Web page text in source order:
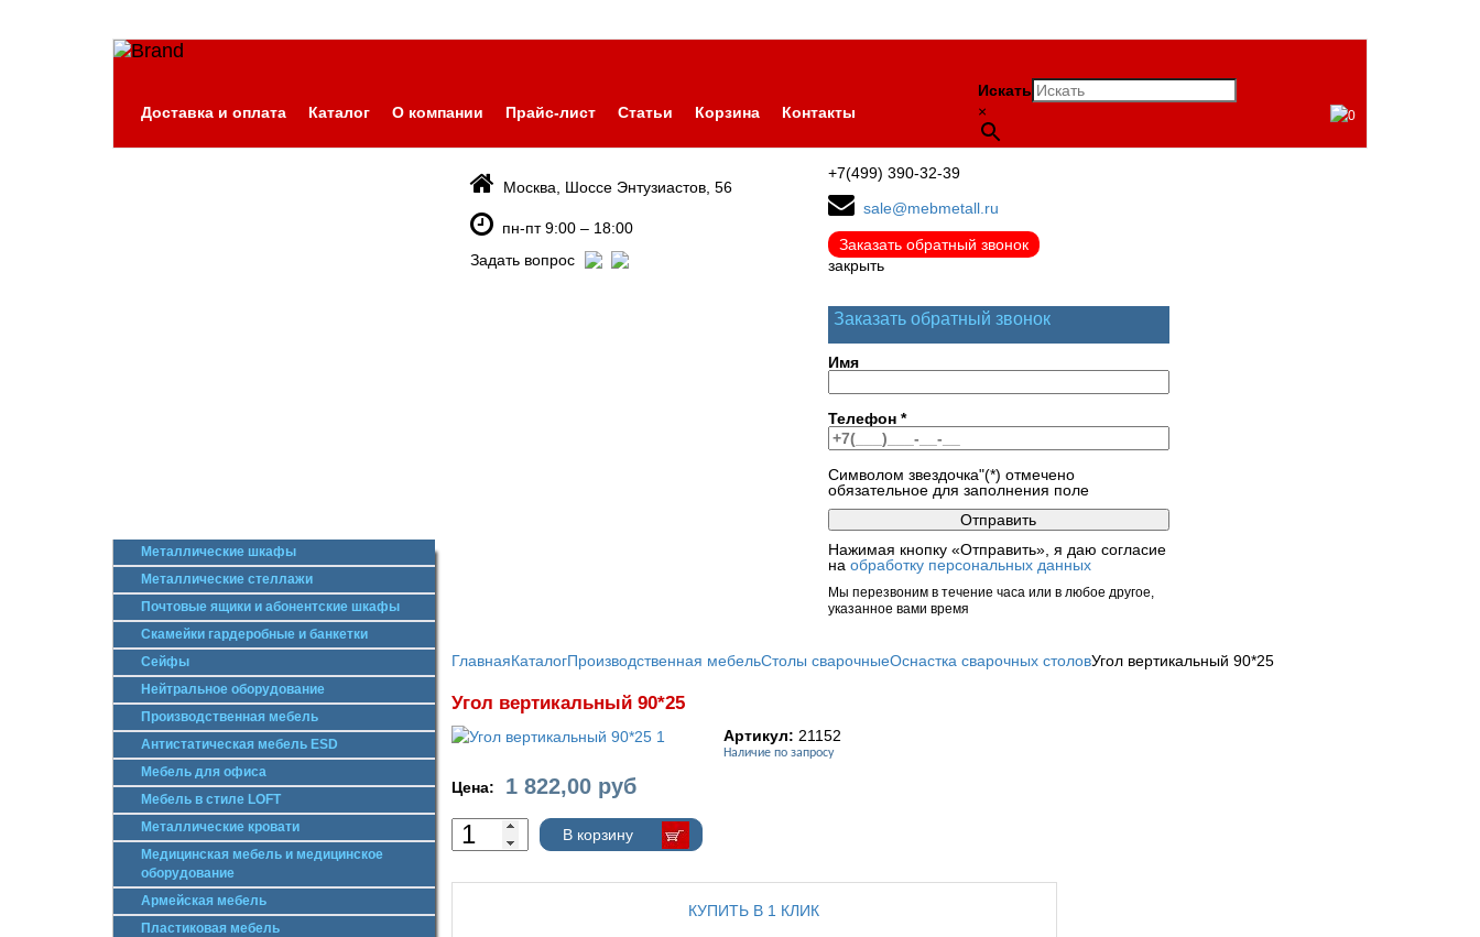
Доставка и оплата Каталог О компании Прайс-лист Статьи Корзина Контакты
Искать
×
0
Москва, Шоссе Энтузиастов, 56
пн-пт 9:00 – 18:00
Задать вопрос
+7(499) 390-32-39
sale@mebmetall.ru
Заказать обратный звонок
закрыть
Заказать обратный звонок
Имя
Телефон *
Символом звездочка"(*) отмечено
обязательное для заполнения поле
Нажимая кнопку «Отправить», я даю согласие
на обработку персональных данных
Мы перезвоним в течение часа или в любое другое,
указанное вами время
Металлические шкафы
Металлические стеллажи
Почтовые ящики и абонентские шкафы
Скамейки гардеробные и банкетки
Сейфы
Нейтральное оборудование
Производственная мебель
Антистатическая мебель ESD
Мебель для офиса
Мебель в стиле LOFT
Металлические кровати
Медицинская мебель и медицинское
оборудование
Армейская мебель
Пластиковая мебель
ГлавнаяКаталогПроизводственная мебельСтолы сварочныеОснастка сварочных столовУгол вертикальный 90*25
Угол вертикальный 90*25
Артикул: 21152
Наличие по запросу
Цена: 1 822,00 руб
В корзину
КУПИТЬ В 1 КЛИК